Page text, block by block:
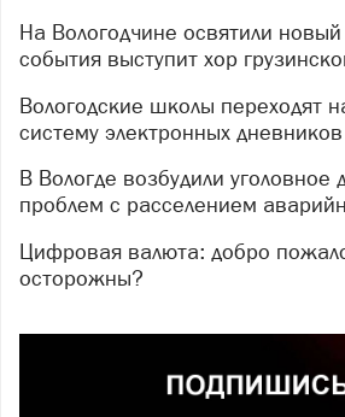
На Вологодчине освятили новый храм: в честь
события выступит хор
Вологодские школы переходят на московскую
систему электронных дневников
В Вологде возбудили уголовное дело из-за
проблем с расселением
Цифровая валюта: добро пожаловать или будем
осторожны?